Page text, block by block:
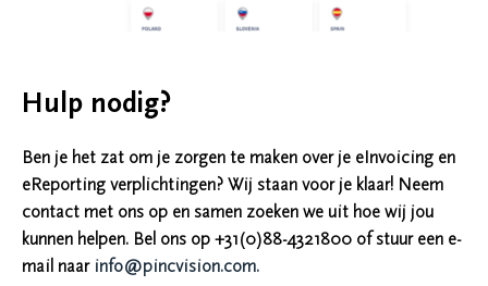
Hulp nodig?
Ben je het zat om je zorgen te maken over je eInvoicing en
eReporting verplichtingen? Wij staan voor je klaar! Neem
contact met ons op en samen zoeken we uit hoe wij jou
kunnen helpen. Bel ons op +31(0)88-4321800 of stuur een e-
mail naar info@pincvision.com.